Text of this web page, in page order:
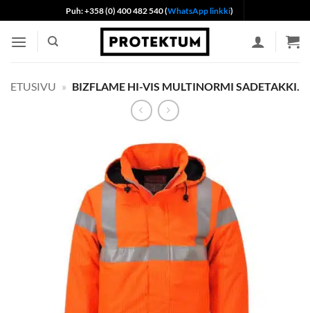
to
content
Puh: +358 (0) 400 482 540 (WhatsApp linkki)
ETUSIVU » BIZFLAME HI-VIS MULTINORMI SADETAKKI.